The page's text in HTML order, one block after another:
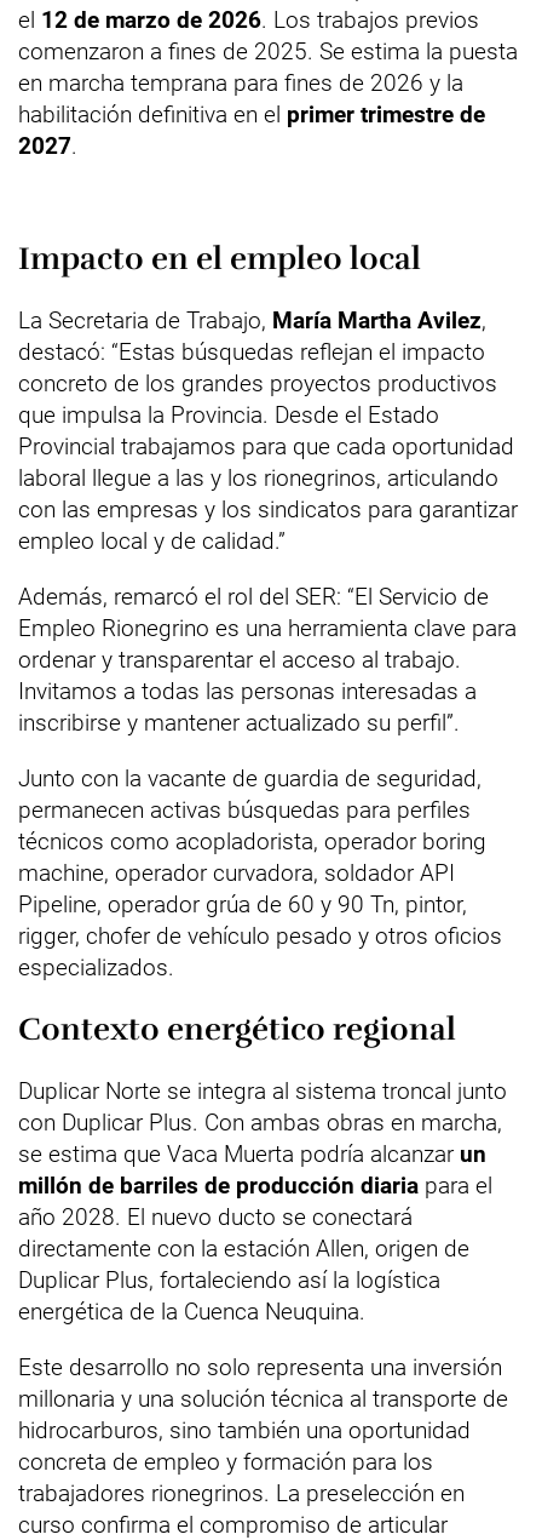
el 12 de marzo de 2026. Los trabajos previos
comenzaron a fines de 2025. Se estima la puesta
en marcha temprana para fines de 2026 y la
habilitación definitiva en el primer trimestre de
2027.
Impacto en el empleo local
La Secretaria de Trabajo, María Martha Avilez,
destacó: “Estas búsquedas reflejan el impacto
concreto de los grandes proyectos productivos
que impulsa la Provincia. Desde el Estado
Provincial trabajamos para que cada oportunidad
laboral llegue a las y los rionegrinos, articulando
con las empresas y los sindicatos para garantizar
empleo local y de calidad.”
Además, remarcó el rol del SER: “El Servicio de
Empleo Rionegrino es una herramienta clave para
ordenar y transparentar el acceso al trabajo.
Invitamos a todas las personas interesadas a
inscribirse y mantener actualizado su perfil”.
Junto con la vacante de guardia de seguridad,
permanecen activas búsquedas para perfiles
técnicos como acopladorista, operador boring
machine, operador curvadora, soldador API
Pipeline, operador grúa de 60 y 90 Tn, pintor,
rigger, chofer de vehículo pesado y otros oficios
especializados.
Contexto energético regional
Duplicar Norte se integra al sistema troncal junto
con Duplicar Plus. Con ambas obras en marcha,
se estima que Vaca Muerta podría alcanzar un
millón de barriles de producción diaria para el
año 2028. El nuevo ducto se conectará
directamente con la estación Allen, origen de
Duplicar Plus, fortaleciendo así la logística
energética de la Cuenca Neuquina.
Este desarrollo no solo representa una inversión
millonaria y una solución técnica al transporte de
hidrocarburos, sino también una oportunidad
concreta de empleo y formación para los
trabajadores rionegrinos. La preselección en
curso confirma el compromiso de articular